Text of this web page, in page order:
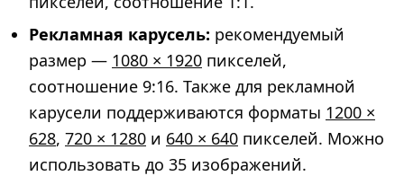
Рекламная карусель: рекомендуемый
размер — 1080 × 1920 пикселей,
соотношение 9:16. Также для рекламной
карусели поддерживаются форматы 1200 ×
628, 720 × 1280 и 640 × 640 пикселей. Можно
использовать до 35 изображений.